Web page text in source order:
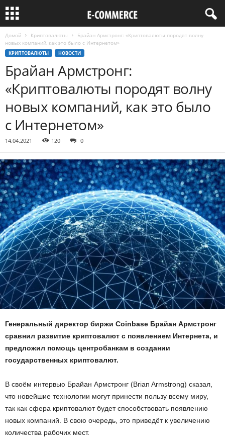
Домой Криптовалюты
Брайан Армстронг: «Криптовалюты породят волну
новых компаний, как это было с Интернетом»
КРИПТОВАЛЮТЫ НОВОСТИ
Брайан Армстронг:
«Криптовалюты породят волну
новых компаний, как это было
с Интернетом»
14.04.2021 120 0
Генеральный директор биржи Coinbase Брайан Армстронг
сравнил развитие криптовалют с появлением Интернета, и
предложил помощь центробанкам в создании
государственных криптовалют.
В своём интервью Брайан Армстронг (Brian Armstrong) сказал,
что новейшие технологии могут принести пользу всему миру,
так как сфера криптовалют будет способствовать появлению
новых компаний. В свою очередь, это приведёт к увеличению
количества рабочих мест.